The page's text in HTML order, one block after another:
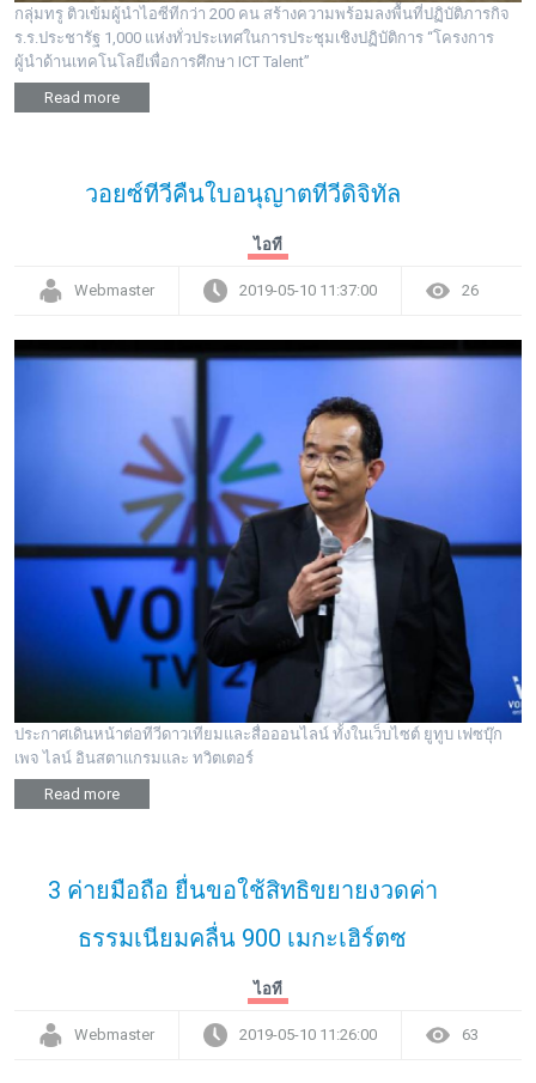
กลุ่มทรู ติวเข้มผู้นำไอซีทีกว่า 200 คน สร้างความพร้อมลงพื้นที่ปฏิบัติภารกิจ
ร.ร.ประชารัฐ 1,000 แห่งทั่วประเทศในการประชุมเชิงปฏิบัติการ “โครงการ
ผู้นำด้านเทคโนโลยีเพื่อการศึกษา ICT Talent”
Read more
วอยซ์ทีวีคืนใบอนุญาตทีวีดิจิทัล
ไอที
Webmaster 2019-05-10 11:37:00 26
ประกาศเดินหน้าต่อทีวีดาวเทียมและสื่อออนไลน์ ทั้งในเว็บไซต์ ยูทูบ เฟซบุ๊ก
เพจ ไลน์ อินสตาแกรมและ ทวิตเตอร์
Read more
3 ค่ายมือถือ ยื่นขอใช้สิทธิขยายงวดค่า
ธรรมเนียมคลื่น 900 เมกะเฮิร์ตซ
ไอที
Webmaster 2019-05-10 11:26:00 63